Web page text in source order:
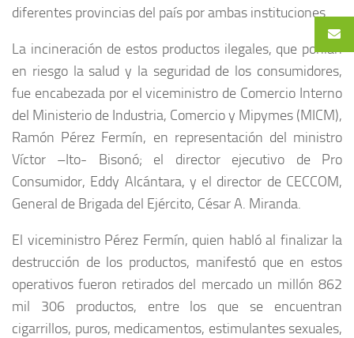
diferentes provincias del país por ambas instituciones.
La incineración de estos productos ilegales, que ponían
en riesgo la salud y la seguridad de los consumidores,
fue encabezada por el viceministro de Comercio Interno
del Ministerio de Industria, Comercio y Mipymes (MICM),
Ramón Pérez Fermín, en representación del ministro
Víctor –Ito- Bisonó; el director ejecutivo de Pro
Consumidor, Eddy Alcántara, y el director de CECCOM,
General de Brigada del Ejército, César A. Miranda.
El viceministro Pérez Fermín, quien habló al finalizar la
destrucción de los productos, manifestó que en estos
operativos fueron retirados del mercado un millón 862
mil 306 productos, entre los que se encuentran
cigarrillos, puros, medicamentos, estimulantes sexuales,